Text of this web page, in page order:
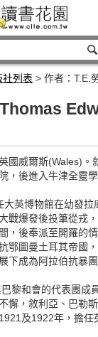
社列表 > 作者：T.E.
國威爾斯(Wales)。
，後進入牛津全靈
英博物館在幼發拉
戰爆發後投筆從戎
，後奉派至開羅的
鄂圖曼土耳其帝國
下成為阿拉伯抗暴
黎和會的代表團成
懈，敘利亞、巴勒
及1922年，擔任